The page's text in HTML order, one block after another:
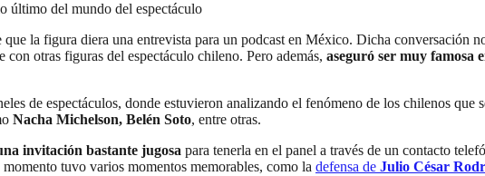
último del mundo del espectáculo
la figura diera una entrevista para un podcast en México. Dicha conversación
otras figuras del espectáculo chileno. Pero además, aseguró ser muy famosa
de espectáculos, donde estuvieron analizando el fenómeno de los chilenos
Nacha Michelson, Belén Soto, entre otras.
invitación bastante jugosa para tenerla en el panel a través de un contacto
tuvo varios momentos memorables, como la defensa de Julio César